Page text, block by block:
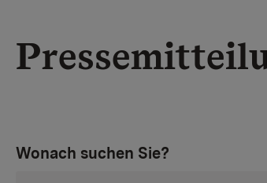
Wonach suchen Sie?